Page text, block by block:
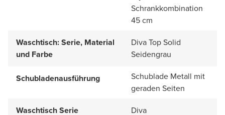
Schrankkombination
45 cm
Waschtisch: Serie, Material
und Farbe
Diva Top Solid
Seidengrau
Schubladenausführung
Schublade Metall mit
geraden Seiten
Waschtisch Serie
Diva